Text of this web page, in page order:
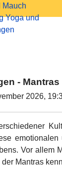
-
2026,
Vor allem
Mantras